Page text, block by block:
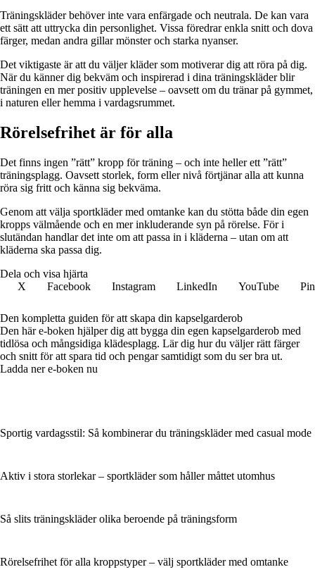
Träningskläder behöver inte vara enfärgade och neutrala. De kan vara
ett sätt att uttrycka din personlighet. Vissa föredrar enkla snitt och dova
färger, medan andra gillar mönster och starka nyanser.
Det viktigaste är att du väljer kläder som motiverar dig att röra på dig.
När du känner dig bekväm och inspirerad i dina träningskläder blir
träningen en mer positiv upplevelse – oavsett om du tränar på gymmet,
i naturen eller hemma i vardagsrummet.
Rörelsefrihet är för alla
Det finns ingen ”rätt” kropp för träning – och inte heller ett ”rätt”
träningsplagg. Oavsett storlek, form eller nivå förtjänar alla att kunna
röra sig fritt och känna sig bekväma.
Genom att välja sportkläder med omtanke kan du stötta både din egen
kropps välmående och en mer inkluderande syn på rörelse. För i
slutändan handlar det inte om att passa in i kläderna – utan om att
kläderna ska passa dig.
Dela och visa hjärta
X
Facebook Instagram LinkedIn YouTube
Den kompletta guiden för att skapa din kapselgarderob
Den här e-boken hjälper dig att bygga din egen kapselgarderob med
tidlösa och mångsidiga klädesplagg. Lär dig hur du väljer rätt färger
och snitt för att spara tid och pengar samtidigt som du ser bra ut.
Ladda ner e-boken nu
Sportig vardagsstil: Så kombinerar du träningskläder med casual mode
Aktiv i stora storlekar – sportkläder som håller måttet utomhus
Så slits träningskläder olika beroende på träningsform
Rörelsefrihet för alla kroppstyper – välj sportkläder med omtanke